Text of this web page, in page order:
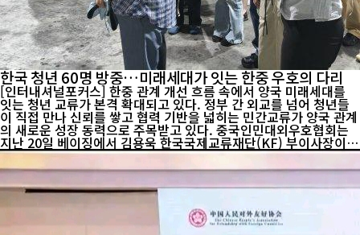
한국 청년 60명 방중…미래세대가 잇는 한중 우호의 다리
[인터내셔널포커스] 한중 관계 개선 흐름 속에서 양국 미래세대를
잇는 청년 교류가 본격 확대되고 있다. 정부 간 외교를 넘어 청년들
이 직접 만나 신뢰를 쌓고 협력 기반을 넓히는 민간교류가 양국 관계
의 새로운 성장 동력으로 주목받고 있다. 중국인민대외우호협회는
지난 20일 베이징에서 김용욱 한국국제교류재단(KF) 부이사장이
이끄는 한국 청년 우호사절단 60명의 방중을 환영하는 만찬을 개최
했다고 22일 밝혔다. 행사에는 위안민다오 중국인민대외우호협회
부회장과 유복근 주중한국대사관 공사가 참석해 한중 청년 교류 확
대의 중요성을 강조했다. 이번 대표단은 한국 사회 각 분야의 청년들
로 구성됐으며, 방중 기간 베이징과 지린성을 방문해 중국의 경제·
사회·문화 발전상을 체험하고 양국 청년 간 교류 프로그램에 참여한